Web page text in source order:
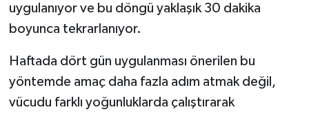
uygulanıyor ve bu döngü yaklaşık 30 dakika
boyunca tekrarlanıyor.
Haftada dört gün uygulanması önerilen bu
yöntemde amaç daha fazla adım atmak değil,
vücudu farklı yoğunluklarda çalıştırarak